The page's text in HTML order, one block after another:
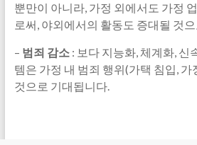
뿐만이 아니라, 가정 외에서도 가정
로써, 야외에서의 활동도 증대될 것
– 범죄 감소: 보다 지능화, 체계화, 신
템은 가정 내 범죄 행위(가택 침입,
것으로 기대됩니다.